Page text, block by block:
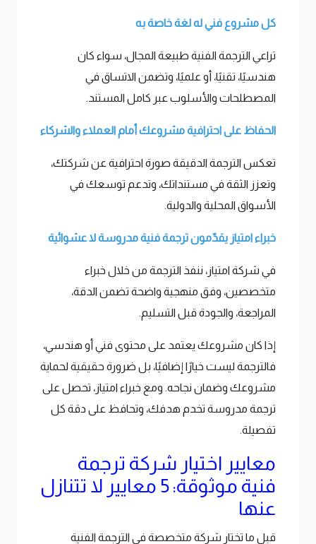
كل مشروع فني له لغة خاصة به
تراعي الترجمة الفنية طبيعة المجال، سواء كان
هندسيًا، تقنيًا، أو علميًا، وتضمن الاتساق في
المصطلحات والأسلوب عبر كامل المستند.
الحفاظ على احترافية مشروعك أمام العملاء والشركاء
تعكس الترجمة الدقيقة صورة احترافية عن شركتك،
وتعزز الثقة في مستنداتك، وتدعم توسعك في
الأسواق المحلية والدولية.
خبراء امتياز يقدّمون ترجمة فنية مدروسة لا عشوائية
في شركة امتياز، ننفذ الترجمة من خلال خبراء
متخصصين، وفق منهجية واضحة تضمن الدقة،
المراجعة، والجودة قبل التسليم.
إذا كان مشروعك يعتمد على محتوى فني أو هندسي،
فالترجمة ليست خيارًا إضافيًا، بل ضرورة حقيقية لحماية
مشروعك وضمان نجاحه. ومع خبراء امتياز، تحصل على
ترجمة مدروسة تخدم هدفك، وتحافظ على دقة كل
تفصيلة.
معايير اختيار شركة ترجمة
فنية موثوقة: 5 معايير لا تتنازل
عنها
قبل ما تختار شركة متخصصة في الترجمة الفنية